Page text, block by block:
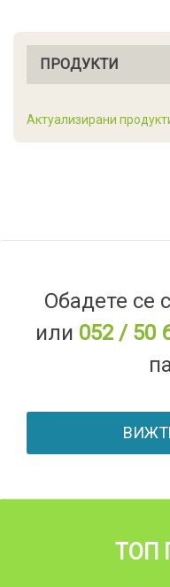
ПРОДУКТИ
Актуализирани
Обадете се
или 052 / 50
ТОП